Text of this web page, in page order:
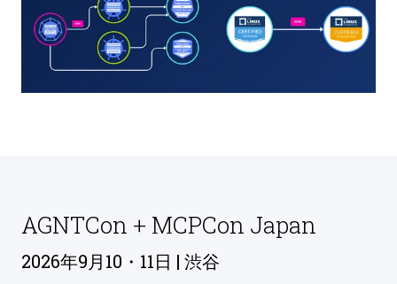
AGNTCon + MCPCon Japan
2026年9月10・11日 | 渋谷